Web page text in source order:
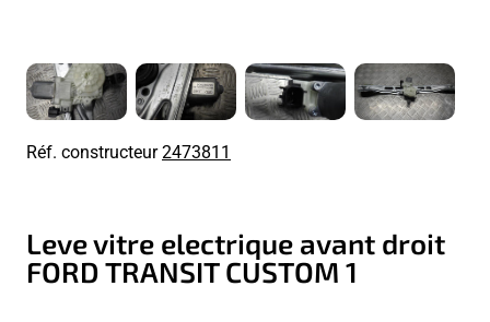
Réf. constructeur2473811
Leve vitre electrique avant droit
FORD TRANSIT CUSTOM 1